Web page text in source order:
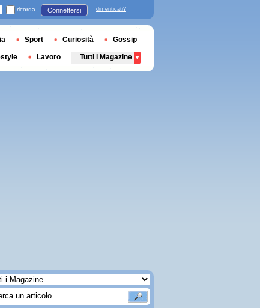
ricorda Connettersi dimenticati?
Sport Curiosità Gossip
Lavoro Tutti i Magazine